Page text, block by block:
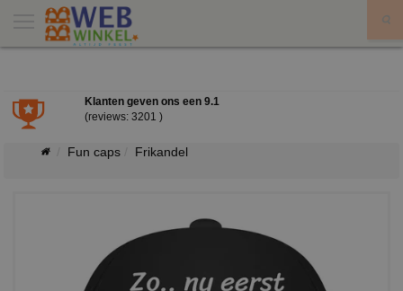
Klanten geven ons een 9.1
(reviews: 3201 )
Fun caps Frikandel